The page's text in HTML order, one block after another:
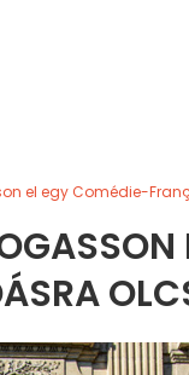
el egy Comédie-